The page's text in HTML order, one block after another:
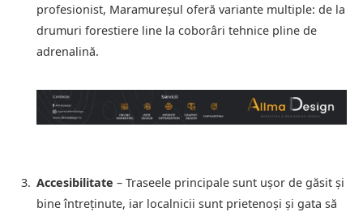
profesionist, Maramureșul oferă variante multiple: de la
drumuri forestiere line la coborâri tehnice pline de
adrenalină.
Accesibilitate – Traseele principale sunt ușor de găsit și
bine întreținute, iar localnicii sunt prietenoși și gata să